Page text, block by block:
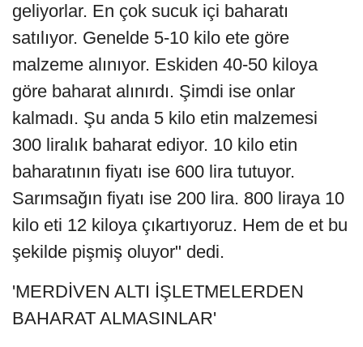
geliyorlar. En çok sucuk içi baharatı
satılıyor. Genelde 5-10 kilo ete göre
malzeme alınıyor. Eskiden 40-50 kiloya
göre baharat alınırdı. Şimdi ise onlar
kalmadı. Şu anda 5 kilo etin malzemesi
300 liralık baharat ediyor. 10 kilo etin
baharatının fiyatı ise 600 lira tutuyor.
Sarımsağın fiyatı ise 200 lira. 800 liraya 10
kilo eti 12 kiloya çıkartıyoruz. Hem de et bu
şekilde pişmiş oluyor" dedi.
'MERDİVEN ALTI İŞLETMELERDEN
BAHARAT ALMASINLAR'